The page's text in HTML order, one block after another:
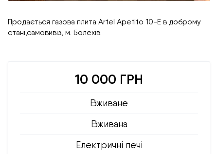
Продається газова плита Artel Apetito 10-E в доброму
стані,самовивіз, м. Болехів.
10 000 ГРН
Вживане
Вживана
Електричні печі